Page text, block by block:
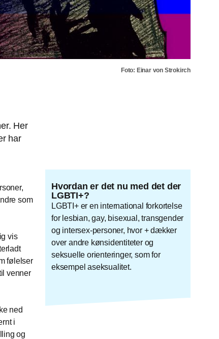
Foto: Einar von Strokirch
Her
har
som
vis
følelser
venner
ned
i
og
Hvordan er det nu med det der
LGBTI+?
LGBTI+ er en international forkortelse
for lesbian, gay, bisexual, transgender
og intersex-personer, hvor + dækker
over andre kønsidentiteter og
seksuelle orienteringer, som for
eksempel aseksualitet.